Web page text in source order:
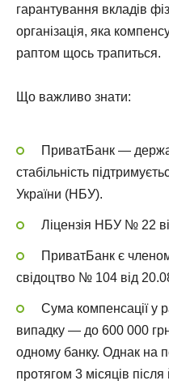
гарантування вкладів
організація, яка
раптом щось трапиться.
Що важливо знати:
ПриватБанк —
стабільність
України (НБУ).
Ліцензія НБУ № 22
ПриватБанк є
свідоцтво № 104 від
Сума компенсації у
випадку — до 600 000
одному банку. Однак на
протягом 3 місяців